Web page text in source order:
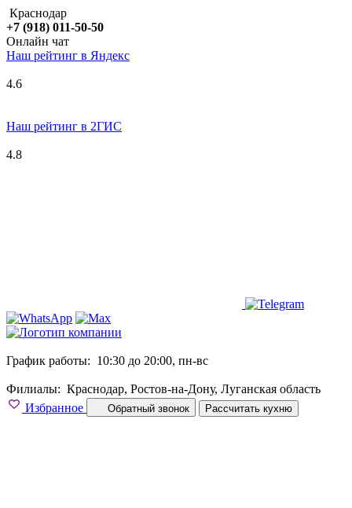
Краснодар
+7 (918) 011-50-50
Онлайн чат
Наш рейтинг в Яндекс
4.6
Наш рейтинг в 2ГИС
4.8
График работы: 10:30 до 20:00, пн-вс
Филиалы: Краснодар, Ростов-на-Дону, Луганская область
Избранное
Обратный звонок Рассчитать кухню